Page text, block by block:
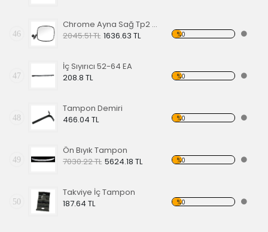
46
Chrome Ayna Sağ Tp2 68-79
2045.51 TL 1636.63 TL %0
47
İç Sıyırıcı 52-64 EA
208.8 TL
%0
48
Tampon Demiri
466.04 TL
%0
49
Ön Bıyık Tampon
7030.22 TL 5624.18 TL %0
50
Takviye İç Tampon
187.64 TL
%0